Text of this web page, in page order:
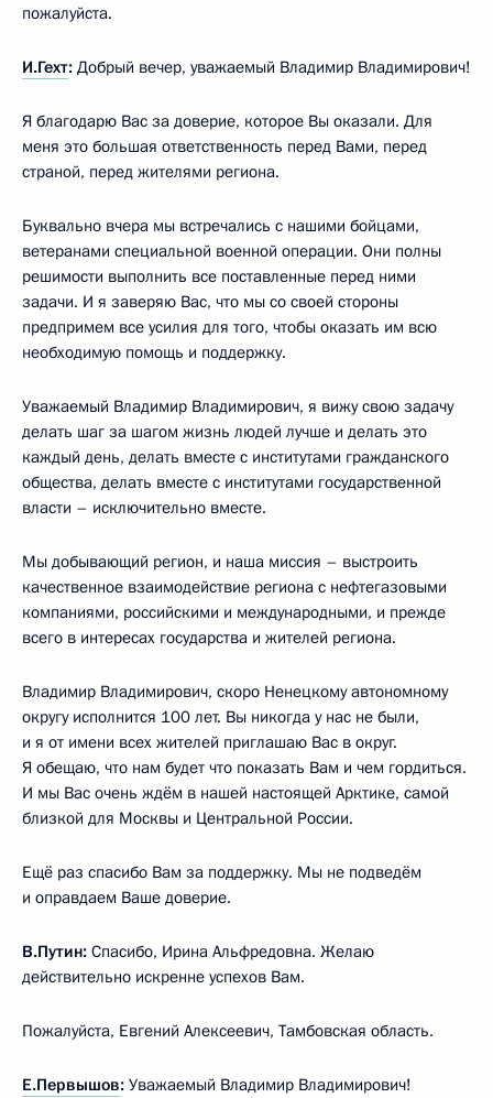
пожалуйста.
И.Гехт: Добрый вечер, уважаемый Владимир Владимирович!
Я благодарю Вас за доверие, которое Вы оказали. Для
меня это большая ответственность перед Вами, перед
страной, перед жителями региона.
Буквально вчера мы встречались с нашими бойцами,
ветеранами специальной военной операции. Они полны
решимости выполнить все поставленные перед ними
задачи. И я заверяю Вас, что мы со своей стороны
предпримем все усилия для того, чтобы оказать им всю
необходимую помощь и поддержку.
Уважаемый Владимир Владимирович, я вижу свою задачу
делать шаг за шагом жизнь людей лучше и делать это
каждый день, делать вместе с институтами гражданского
общества, делать вместе с институтами государственной
власти – исключительно вместе.
Мы добывающий регион, и наша миссия – выстроить
качественное взаимодействие региона с нефтегазовыми
компаниями, российскими и международными, и прежде
всего в интересах государства и жителей региона.
Владимир Владимирович, скоро Ненецкому автономному
округу исполнится 100 лет. Вы никогда у нас не были,
и я от имени всех жителей приглашаю Вас в округ.
Я обещаю, что нам будет что показать Вам и чем гордиться.
И мы Вас очень ждём в нашей настоящей Арктике, самой
близкой для Москвы и Центральной России.
Ещё раз спасибо Вам за поддержку. Мы не подведём
и оправдаем Ваше доверие.
В.Путин: Спасибо, Ирина Альфредовна. Желаю
действительно искренне успехов Вам.
Пожалуйста, Евгений Алексеевич, Тамбовская область.
Е.Первышов: Уважаемый Владимир Владимирович!